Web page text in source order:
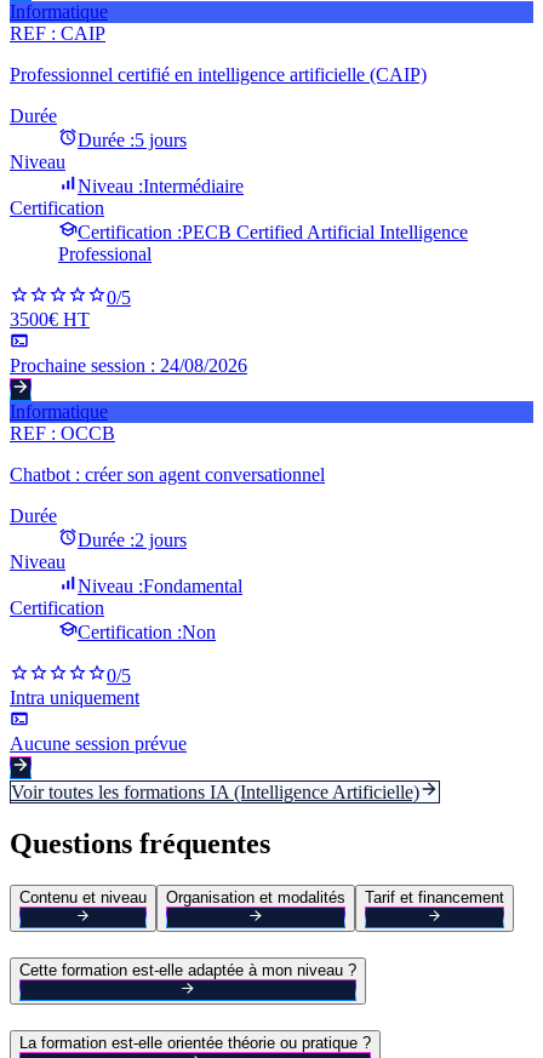
Informatique
REF : CAIP
Professionnel certifié en intelligence artificielle (CAIP)
Durée
Durée :5 jours
Niveau
Niveau :Intermédiaire
Certification
Certification :PECB Certified Artificial Intelligence
Professional
0/5
3500€ HT
Prochaine session : 24/08/2026
Informatique
REF : OCCB
Chatbot : créer son agent conversationnel
Durée
Durée :2 jours
Niveau
Niveau :Fondamental
Certification
Certification :Non
0/5
Intra uniquement
Aucune session prévue
Voir toutes les formations IA (Intelligence Artificielle)
Questions fréquentes
Contenu et niveau Organisation et modalités Tarif et financement
Cette formation est-elle adaptée à mon niveau ?
La formation est-elle orientée théorie ou pratique ?